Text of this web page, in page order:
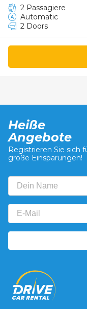
2 Passagiere
Automatic
2 Doors
Heiße
Angebote
Registrieren Sie sich
große Einsparungen!